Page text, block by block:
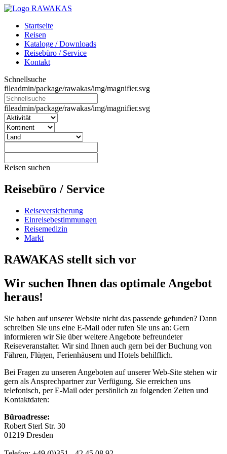
Startseite
Reisen
Kataloge / Downloads
Reisebüro / Service
Kontakt
Schnellsuche
fileadmin/package/rawakas/img/magnifier.svg
fileadmin/package/rawakas/img/magnifier.svg
Reisen suchen
Reisebüro / Service
Reiseversicherung
Einreisebestimmungen
Reisemedizin
Markt
RAWAKAS stellt sich vor
Wir suchen Ihnen das optimale Angebot
heraus!
Sie haben auf unserer Website nicht das passende gefunden? Dann
schreiben Sie uns eine E-Mail oder rufen Sie uns an: Gern
informieren wir Sie über weitere Angebote befreundeter
Reiseveranstalter. Wir sind Ihnen auch gern bei der Buchung von
Fähren, Flügen, Ferienhäusern und Hotels behilflich.
Bei Fragen zu unseren Angeboten auf unserer Web-Site stehen wir
gern als Ansprechpartner zur Verfügung. Sie erreichen uns
telefonisch, per E-Mail oder persönlich zu folgenden Zeiten und
Kontaktdaten:
Büroadresse:
Robert Sterl Str. 30
01219 Dresden